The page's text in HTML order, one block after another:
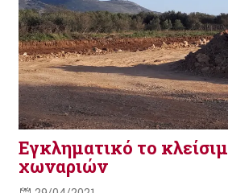
Εγκληματικό το
χωναριών